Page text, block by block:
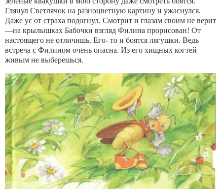
Глянул Светлячок на разноцветную картину и ужаснулся.
Даже ус от страха подогнул. Смотрит и глазам своим не верит
—на крылышках Бабочки взгляд Филина прорисован! От
настоящего не отличишь. Его- то и боятся лягушки. Ведь
встреча с Филином очень опасна. Из его хищных когтей
живым не выберешься.